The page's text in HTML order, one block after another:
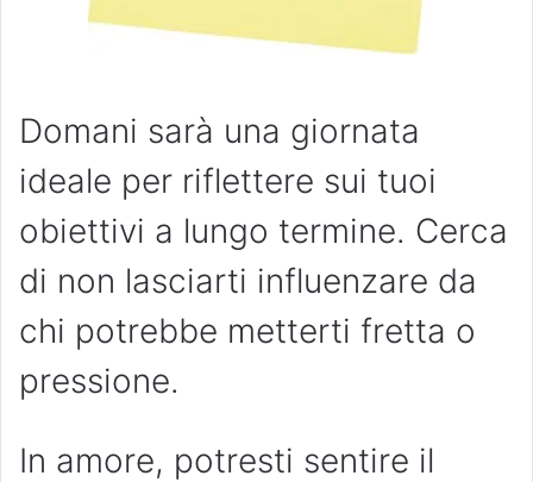
Domani sarà una giornata
ideale per riflettere sui tuoi
obiettivi a lungo termine. Cerca
di non lasciarti influenzare da
chi potrebbe metterti fretta o
pressione.
In amore, potresti sentire il